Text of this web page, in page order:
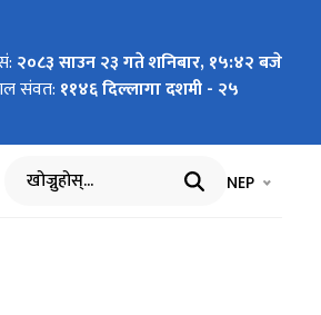
२०८३ साउन २३ गते शनिबार, १५:४२ बजे
संवत: ११४६ दिल्लागा दशमी - २५
खोज्नुहोस् भाषा चयन
NEP